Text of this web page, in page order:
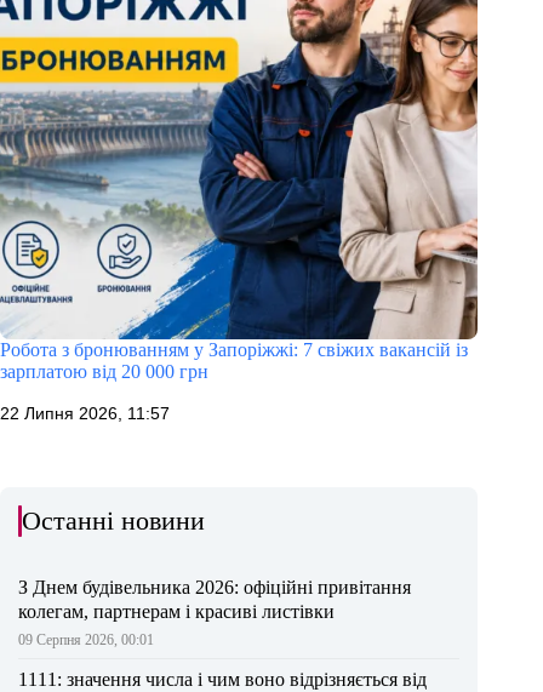
Робота з бронюванням у Запоріжжі: 7 свіжих вакансій із
зарплатою від 20 000 грн
22 Липня 2026, 11:57
Останні новини
З Днем будівельника 2026: офіційні привітання
колегам, партнерам і красиві листівки
09 Серпня 2026, 00:01
1111: значення числа і чим воно відрізняється від